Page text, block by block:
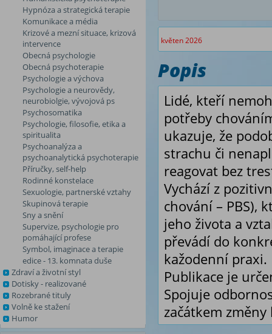
Hypnóza a strategická terapie
Komunikace a média
Krizové a mezní situace, krizová
intervence
Obecná psychologie
Obecná psychoterapie
Psychologie a výchova
Psychologie a neurovědy,
neurobiolgie, vývojová ps
Psychosomatika
Psychologie, filosofie, etika a
spiritualita
Psychoanalýza a
psychoanalytická psychoterapie
Příručky, self-help
Rodinné konstelace
Sexuologie, partnerské vztahy
Skupinová terapie
Sny a snění
Supervize, psychologie pro
pomáhající profese
Symbol, imaginace a terapie
edice - 13. komnata duše
Zdraví a životní styl
Dotisky - realizované
Rozebrané tituly
Volně ke stažení
Humor
květen 2026
Popis
Lidé, kteří
potřeby
ukazuje, že
strachu či
reagovat bez
Vychází z
chování – PBS),
jeho života a
převádí do
kažodenní praxi.
Publikace je
Spojuje
začátkem